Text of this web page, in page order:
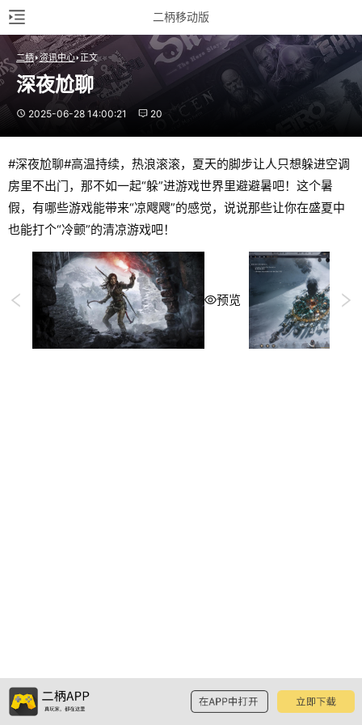
二柄移动版
二柄 资讯中心 正文
深夜尬聊
2025-06-28 14:00:21 20
#深夜尬聊#高温持续，热浪滚滚，夏天的脚步让人只想躲进空调
房里不出门，那不如一起“躲”进游戏世界里避避暑吧！这个暑
假，有哪些游戏能带来“凉飕飕”的感觉，说说那些让你在盛夏中
也能打个“冷颤”的清凉游戏吧！
预览